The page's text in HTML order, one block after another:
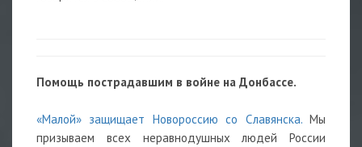
Помощь пострадавшим в войне на Донбассе.
«Малой» защищает Новороссию со Славянска.Мы
призываем всех неравнодушных людей России